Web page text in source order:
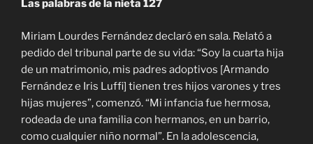
Las palabras de la nieta 127
Miriam Lourdes Fernández declaró en sala. Relató a
pedido del tribunal parte de su vida: “Soy la cuarta hija
de un matrimonio, mis padres adoptivos [Armando
Fernández e Iris Luffi] tienen tres hijos varones y tres
hijas mujeres”, comenzó. “Mi infancia fue hermosa,
rodeada de una familia con hermanos, en un barrio,
como cualquier niño normal”. En la adolescencia,